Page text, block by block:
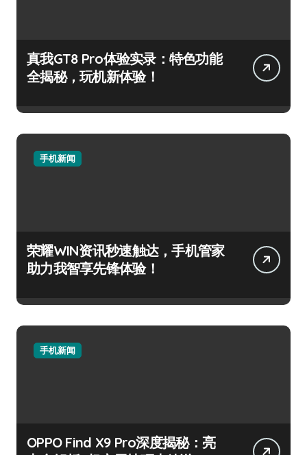
真我GT8 Pro体验实录：特色功能
全揭秘，玩机新体验！
手机新闻
荣耀WIN资讯秒速触达，手机管家
助力我智享先锋体验！
手机新闻
OPPO Find X9 Pro深度揭秘：亮